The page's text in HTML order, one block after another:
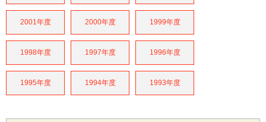
2001年度 2000年度 1999年度
1998年度 1997年度 1996年度
1995年度 1994年度 1993年度